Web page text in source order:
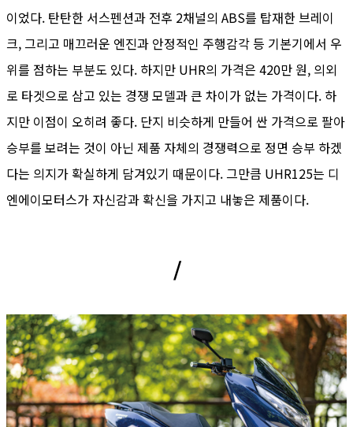
이었다. 탄탄한 서스펜션과 전후 2채널의 ABS를 탑재한 브레이
크, 그리고 매끄러운 엔진과 안정적인 주행감각 등 기본기에서 우
위를 점하는 부분도 있다. 하지만 UHR의 가격은 420만 원, 의외
로 타겟으로 삼고 있는 경쟁 모델과 큰 차이가 없는 가격이다. 하
지만 이점이 오히려 좋다. 단지 비슷하게 만들어 싼 가격으로 팔아
승부를 보려는 것이 아닌 제품 자체의 경쟁력으로 정면 승부 하겠
다는 의지가 확실하게 담겨있기 때문이다. 그만큼 UHR125는 디
엔에이모터스가 자신감과 확신을 가지고 내놓은 제품이다.
/